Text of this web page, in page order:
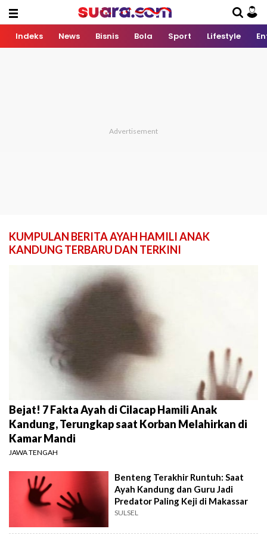
Indeks News Bisnis Bola Sport Lifestyle
KUMPULAN BERITA AYAH HAMILI ANAK
KANDUNG TERBARU DAN TERKINI
Bejat! 7 Fakta Ayah di Cilacap Hamili Anak
Kandung, Terungkap saat Korban Melahirkan di
Kamar Mandi
JAWA TENGAH
Benteng Terakhir Runtuh: Saat
Ayah Kandung dan Guru Jadi
Predator Paling Keji di Makassar
SULSEL